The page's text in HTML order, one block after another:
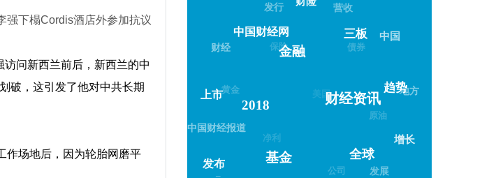
强下榻Cordis酒店外参加抗议
访问新西兰前后，新西兰的中
破，这引发了他对中共长期
作场地后，因为轮胎网磨平
发布 基金
2018
上市
中国财经报道
–
全球
财经资讯
金融
中国财经网
财经
黄金
净利
公司 发展
增长
趋势
三板
财险
发行
保险
原油
地方
中国
营收
债券